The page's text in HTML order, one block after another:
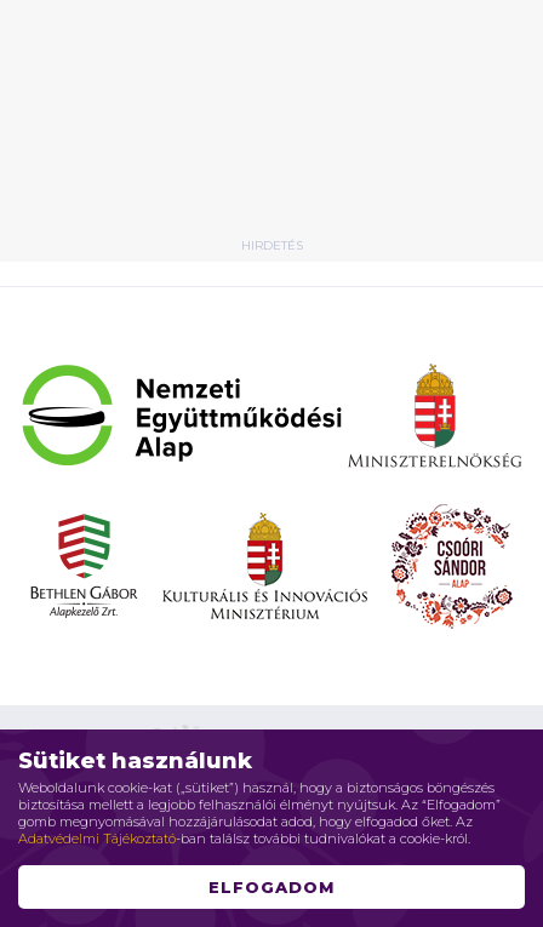
Sütiket használunk
Weboldalunk cookie-kat („sütiket”) használ, hogy a biztonságos böngészés
biztosítása mellett a legjobb felhasználói élményt nyújtsuk. Az “Elfogadom”
gomb megnyomásával hozzájárulásodat adod, hogy elfogadod őket. Az
Adatvédelmi Tájékoztató-ban találsz további tudnivalókat a cookie-król.
ELFOGADOM
HIRDETÉS
Impresszum Adatvédelmi elvek Jogi nyilatkozat